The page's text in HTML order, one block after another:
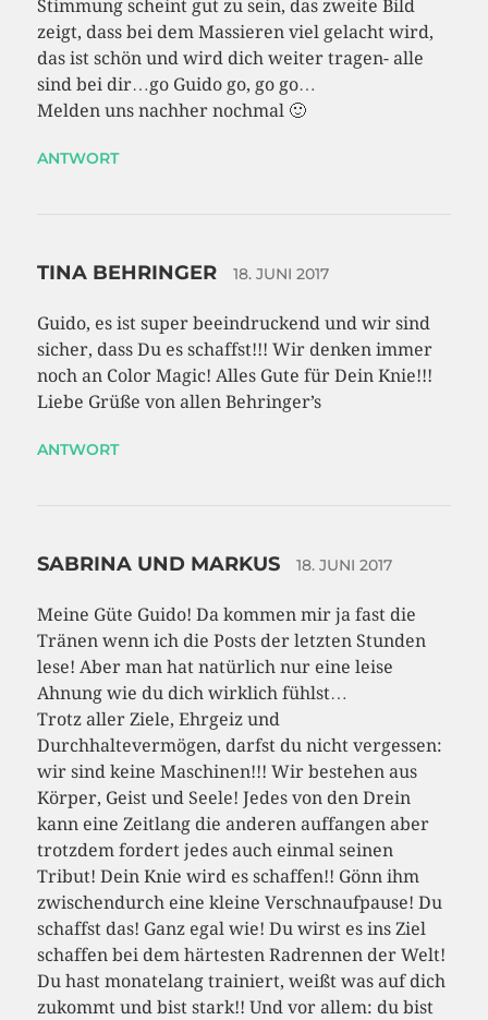
Stimmung scheint gut zu sein, das zweite Bild
zeigt, dass bei dem Massieren viel gelacht wird,
das ist schön und wird dich weiter tragen- alle
sind bei dir…go Guido go, go go…
Melden uns nachher nochmal 🙂
ANTWORT
TINA BEHRINGER 18. JUNI 2017
Guido, es ist super beeindruckend und wir sind
sicher, dass Du es schaffst!!! Wir denken immer
noch an Color Magic! Alles Gute für Dein Knie!!!
Liebe Grüße von allen Behringer’s
ANTWORT
SABRINA UND MARKUS 18. JUNI 2017
Meine Güte Guido! Da kommen mir ja fast die
Tränen wenn ich die Posts der letzten Stunden
lese! Aber man hat natürlich nur eine leise
Ahnung wie du dich wirklich fühlst…
Trotz aller Ziele, Ehrgeiz und
Durchhaltevermögen, darfst du nicht vergessen:
wir sind keine Maschinen!!! Wir bestehen aus
Körper, Geist und Seele! Jedes von den Drein
kann eine Zeitlang die anderen auffangen aber
trotzdem fordert jedes auch einmal seinen
Tribut! Dein Knie wird es schaffen!! Gönn ihm
zwischendurch eine kleine Verschnaufpause! Du
schaffst das! Ganz egal wie! Du wirst es ins Ziel
schaffen bei dem härtesten Radrennen der Welt!
Du hast monatelang trainiert, weißt was auf dich
zukommt und bist stark!! Und vor allem: du bist